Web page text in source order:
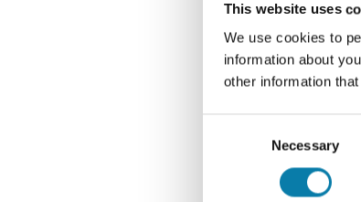
This website uses
We use cookies to
information about
other information
Necessary